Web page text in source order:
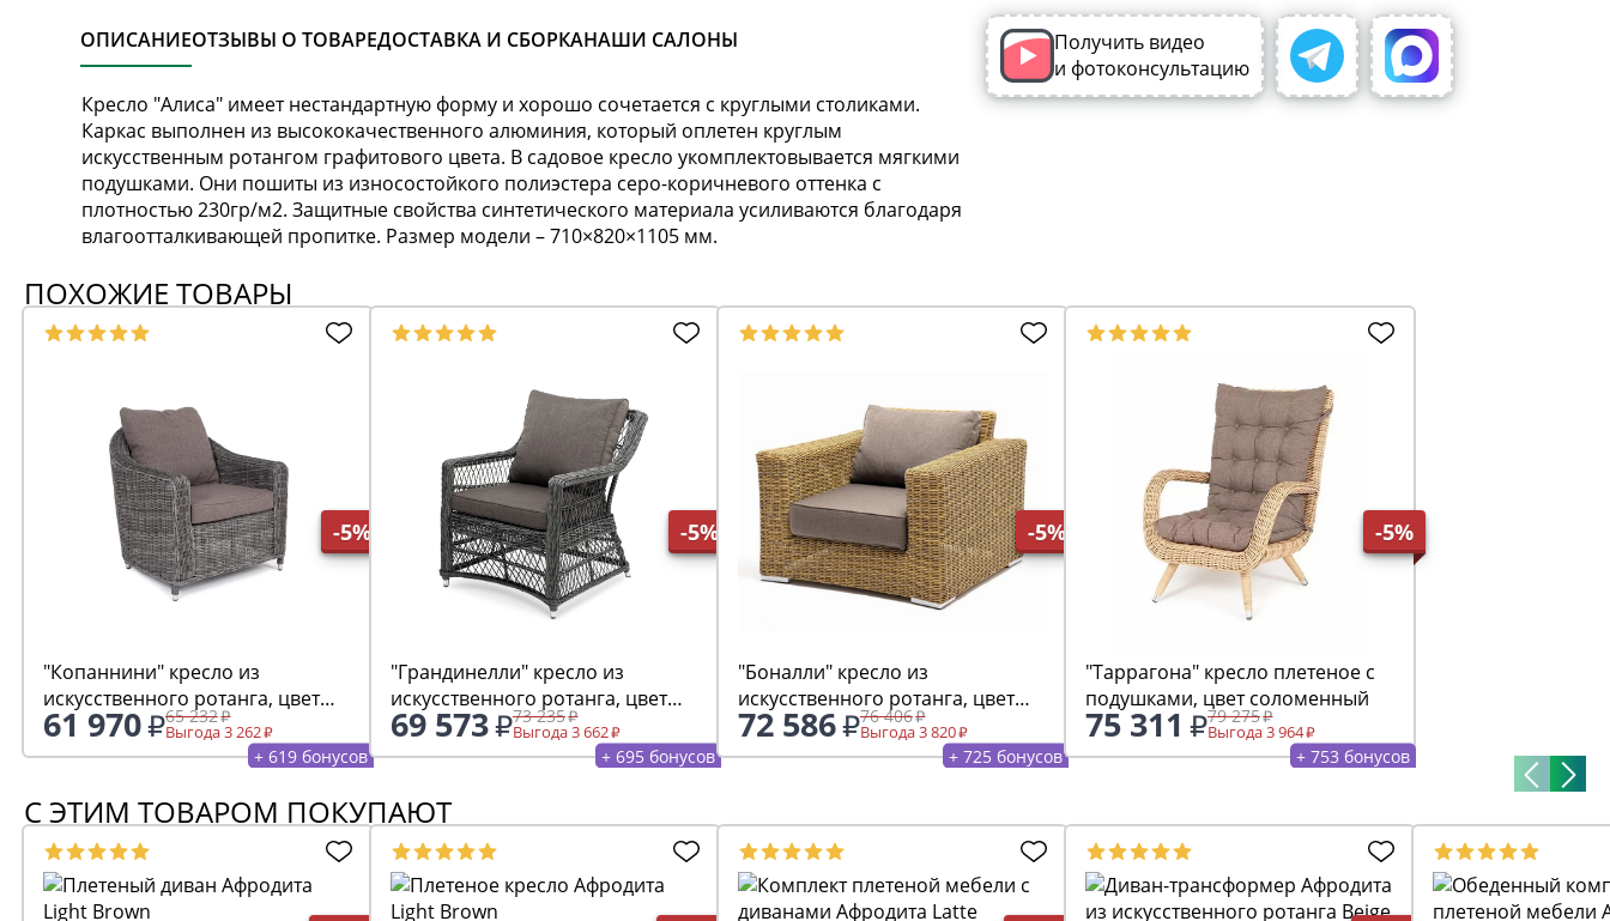
ОПИСАНИЕОТЗЫВЫ О ТОВАРЕДОСТАВКА И СБОРКАНАШИ САЛОНЫ
Кресло "Алиса" имеет нестандартную форму и хорошо сочетается с круглыми столиками.
Каркас выполнен из высококачественного алюминия, который оплетен круглым
искусственным ротангом графитового цвета. В садовое кресло укомплектовывается мягкими
подушками. Они пошиты из износостойкого полиэстера серо-коричневого оттенка с
плотностью 230гр/м2. Защитные свойства синтетического материала усиливаются благодаря
влагоотталкивающей пропитке. Размер модели – 710×820×1105 мм.
Получить видео
и фотоконсультацию
ПОХОЖИЕ ТОВАРЫ
-5%
"Копаннини" кресло из
искусственного ротанга, цвет
графит
61 970 65 232
Выгода 3 262
+ 619 бонусов
-5%
"Грандинелли" кресло из
искусственного ротанга, цвет
графит
69 573 73 235
Выгода 3 662
+ 695 бонусов
-5%
"Боналли" кресло из
искусственного ротанга, цвет
соломенный
72 586 76 406
Выгода 3 820
+ 725 бонусов
-5%
"Таррагона" кресло плетеное с
подушками, цвет соломенный
75 311 79 275
Выгода 3 964
+ 753 бонусов
С ЭТИМ ТОВАРОМ ПОКУПАЮТ